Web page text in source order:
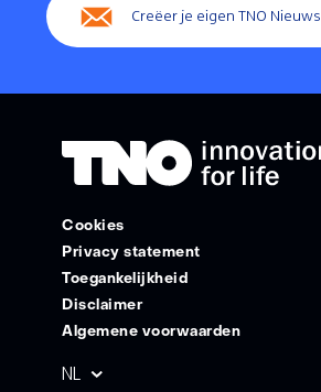
Creëer je eigen TNO Nieuws
Cookies
Privacy statement
Toegankelijkheid
Disclaimer
Algemene voorwaarden
NL